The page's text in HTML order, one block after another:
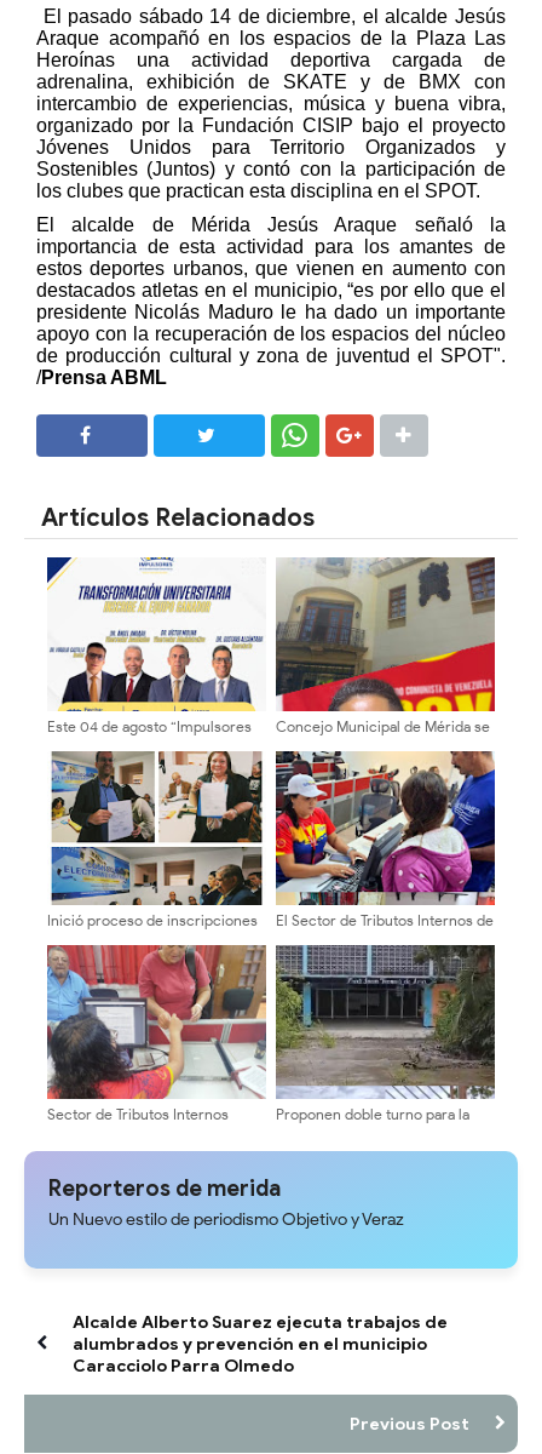
El pasado sábado 14 de diciembre, el alcalde Jesús
Araque acompañó en los espacios de la Plaza Las
Heroínas una actividad deportiva cargada de
adrenalina, exhibición de SKATE y de BMX con
intercambio de experiencias, música y buena vibra,
organizado por la Fundación CISIP bajo el proyecto
Jóvenes Unidos para Territorio Organizados y
Sostenibles (Juntos) y contó con la participación de
los clubes que practican esta disciplina en el SPOT.
El alcalde de Mérida Jesús Araque señaló la
importancia de esta actividad para los amantes de
estos deportes urbanos, que vienen en aumento con
destacados atletas en el municipio, “es por ello que el
presidente Nicolás Maduro le ha dado un importante
apoyo con la recuperación de los espacios del núcleo
de producción cultural y zona de juventud el SPOT".
/Prensa ABML
Artículos Relacionados
Este 04 de agosto “Impulsores
Universitaria” formalizará
inscripción del equipo rectoral
Concejo Municipal de Mérida se
para evaluar tarifas ante la falta
de Gaceta Oficial
Inició proceso de inscripciones
ULA
El Sector de Tributos Internos de
servidores públicos al servicio
del pueblo merideño
Sector de Tributos Internos
tributaria con jornadas de
públicos y contribuyentes
Proponen doble turno para la
Ramos de Lora en Los Sauzales
Reporteros de merida
Un Nuevo estilo de periodismo Objetivo y Veraz
Alcalde Alberto Suarez ejecuta trabajos de
alumbrados y prevención en el municipio
Caracciolo Parra Olmedo
Previous Post